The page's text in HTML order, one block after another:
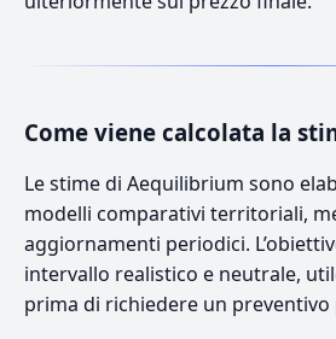
Come viene calcolata la
Le stime di Aequilibrium sono
modelli comparativi territoriali,
aggiornamenti periodici.
intervallo realistico e neutrale,
prima di richiedere un preventivo